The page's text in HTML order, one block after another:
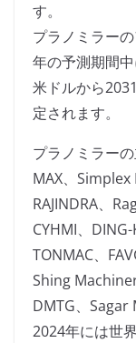
す。
プラノミラー
年の予測期間
米ドルから
定されます。
プラノミラー
MAX、Simplex
RAJINDRA、
CYHMI、DING-
TONMAC、
Shing
DMTG、Sagar
2024年には世